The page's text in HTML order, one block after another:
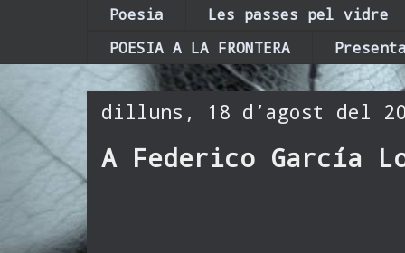
Poesia
Les passes pel vidre
POESIA A LA FRONTERA
dilluns, 18 d’agost del
A Federico García